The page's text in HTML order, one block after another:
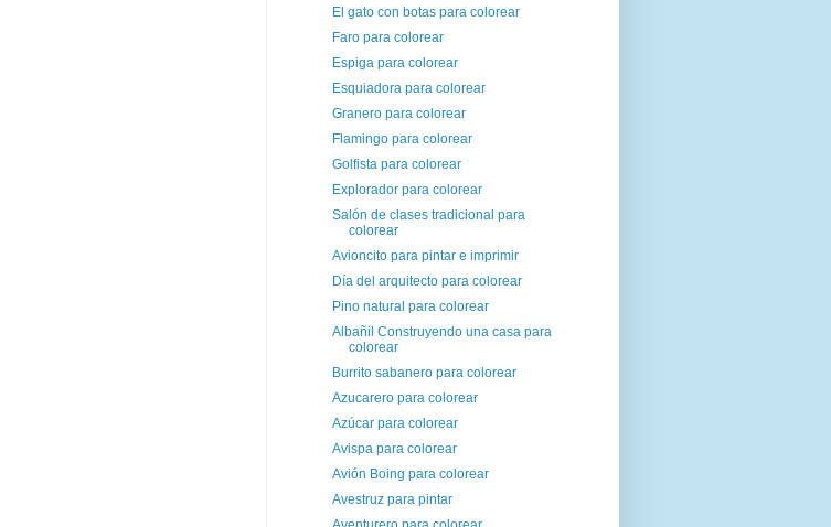
El gato con botas para colorear
Faro para colorear
Espiga para colorear
Esquiadora para colorear
Granero para colorear
Flamingo para colorear
Golfista para colorear
Explorador para colorear
Salón de clases tradicional para
colorear
Avioncito para pintar e imprimir
Día del arquitecto para colorear
Pino natural para colorear
Albañil Construyendo una casa para
colorear
Burrito sabanero para colorear
Azucarero para colorear
Azúcar para colorear
Avispa para colorear
Avión Boing para colorear
Avestruz para pintar